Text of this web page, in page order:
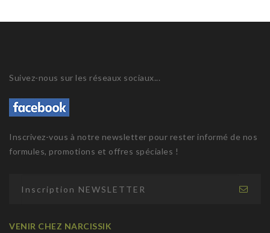
Suivez-nous sur les réseaux sociaux...
Inscrivez-vous à notre newsletter pour rester informé de nos
formules, promotions et offres spéciales !
VENIR CHEZ NARCISSIK